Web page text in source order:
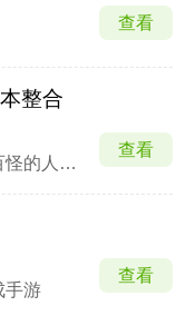
查看
整合
多结局推演，体验千奇百怪的人生走向。
查看
手游
查看